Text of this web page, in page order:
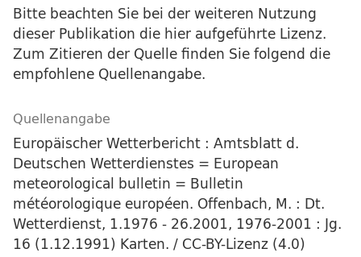
Bitte beachten Sie bei der weiteren Nutzung
dieser Publikation die hier aufgeführte Lizenz.
Zum Zitieren der Quelle finden Sie folgend die
empfohlene Quellenangabe.
Quellenangabe
Europäischer Wetterbericht : Amtsblatt d.
Deutschen Wetterdienstes = European
meteorological bulletin = Bulletin
météorologique européen. Offenbach, M. : Dt.
Wetterdienst, 1.1976 - 26.2001, 1976-2001 : Jg.
16 (1.12.1991) Karten. / CC-BY-Lizenz (4.0)